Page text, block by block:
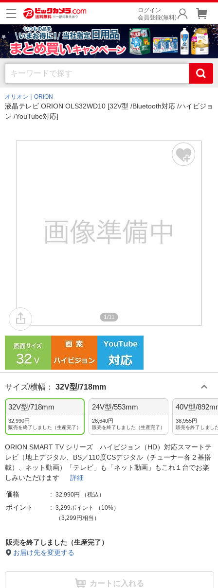
ログイン
会員登録(無料)
オリオン｜ORION
液晶テレビ ORION OLS32WD10 [32V型 /Bluetooth対応 /ハイビジョ
ン /YouTube対応]
1/11
サイズ/横幅 ： 32V型/718mm
32V型/718mm
32,990円
販売を終了しました（生産完了）
24V型/553mm
26,640円
販売を終了しました（生産完了）
40V型/
38,955円
販売を終了しまし
ORION SMART TV シリーズ ハイビジョン（HD）対応スマートテ
レビ（地上デジタル、BS／110度CSデジタル（チューナー各２基搭
載）、ネット動画）「テレビ」も「ネット動画」もこれ１台でお楽
しみいただけます 詳細
価格 32,990円 （税込）
ポイント 3,299ポイント （ 10%）
（3,299円相当）
販売を終了しました（生産完了）
お届け先を変更する
カートに入れる